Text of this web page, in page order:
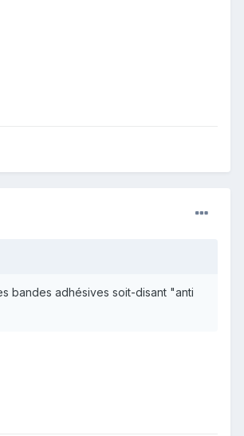
bandes adhésives soit-disant "anti